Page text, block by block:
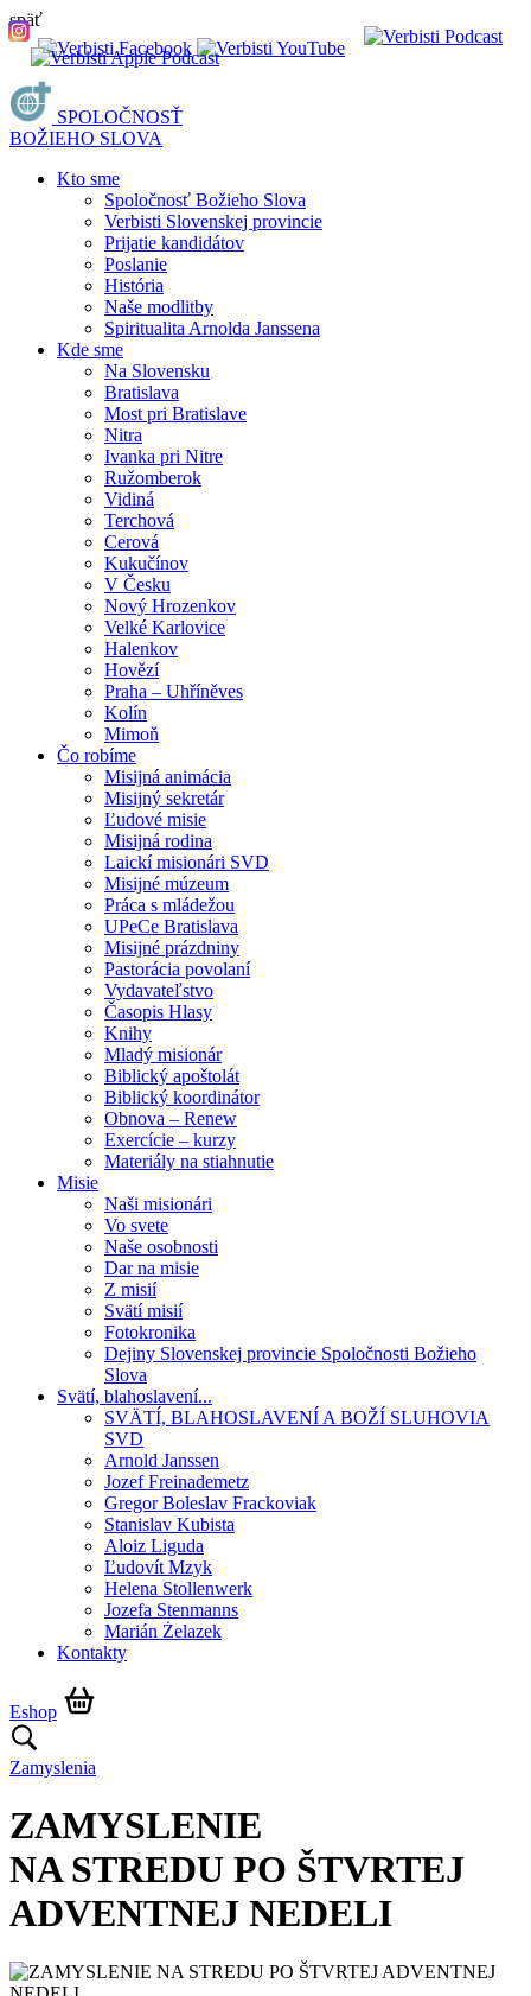
späť
SPOLOČNOSŤ
BOŽIEHO SLOVA
Kto sme
Spoločnosť Božieho Slova
Verbisti Slovenskej provincie
Prijatie kandidátov
Poslanie
História
Naše modlitby
Spiritualita Arnolda Janssena
Kde sme
Na Slovensku
Bratislava
Most pri Bratislave
Nitra
Ivanka pri Nitre
Ružomberok
Vidiná
Terchová
Cerová
Kukučínov
V Česku
Nový Hrozenkov
Velké Karlovice
Halenkov
Hovězí
Praha – Uhříněves
Kolín
Mimoň
Čo robíme
Misijná animácia
Misijný sekretár
Ľudové misie
Misijná rodina
Laickí misionári SVD
Misijné múzeum
Práca s mládežou
UPeCe Bratislava
Misijné prázdniny
Pastorácia povolaní
Vydavateľstvo
Časopis Hlasy
Knihy
Mladý misionár
Biblický apoštolát
Biblický koordinátor
Obnova – Renew
Exercície – kurzy
Materiály na stiahnutie
Misie
Naši misionári
Vo svete
Naše osobnosti
Dar na misie
Z misií
Svätí misií
Fotokronika
Dejiny Slovenskej provincie Spoločnosti Božieho
Slova
Svätí, blahoslavení...
SVÄTÍ, BLAHOSLAVENÍ A BOŽÍ SLUHOVIA
SVD
Arnold Janssen
Jozef Freinademetz
Gregor Boleslav Frackoviak
Stanislav Kubista
Aloiz Liguda
Ľudovít Mzyk
Helena Stollenwerk
Jozefa Stenmanns
Marián Żelazek
Kontakty
Eshop
Zamyslenia
ZAMYSLENIE
NA STREDU PO ŠTVRTEJ
ADVENTNEJ NEDELI